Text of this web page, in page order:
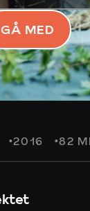
GÅ MED
2016 82